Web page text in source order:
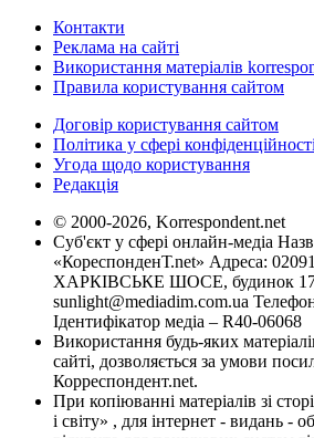
Контакти
Реклама на сайті
Використання матеріалів
Правила користування сайтом
Договір користування сайтом
Політика у сфері
Угода щодо користування
Редакція
© 2000-2026, Korrespondent.net
Суб'єкт у сфері онлайн-медіа
«КореспонденТ.net» Адреса:
ХАРКІВСЬКЕ ШОСЕ, будинок
sunlight@mediadim.com.ua
Ідентифікатор медіа – R40-06068
Використання будь-яких
сайті, дозволяється за умови
Корреспондент.net.
При копіюванні матеріалів зі
і світу» , для інтернет - видань -